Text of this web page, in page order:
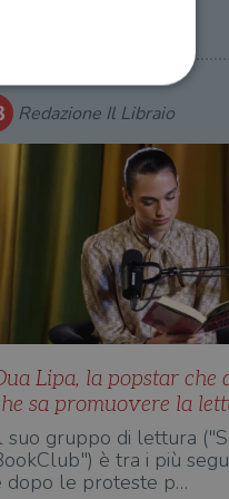
Redazione Il Libraio
Lipa, la popstar che
sa promuovere la
suo gruppo di lettura
è tra i più
dopo le proteste p…
dell'account. Il sito
pagina di login. Il
è impostato per
per il dominio corrente.
e sicurezza,
i loro dati siano protetti
con i suoi servizi.